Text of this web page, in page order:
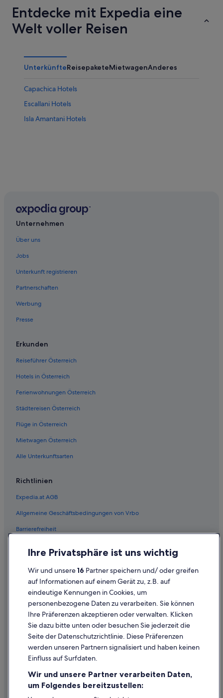
Entdecke mit Expedia eine
Welt voller Reisen
UnterkünfteReisepaketeMietwagenAnderes
Capachica Hotels
Escallani Hotels
Isla Amantani Hotels
Unternehmen
Über uns
Jobs
Unterkunft registrieren
Partnerschaften
Werbung
Presse
Erkunden
Reiseführer Österreich
Hotels in Österreich
Ferienwohnungen Österreich
Städtereisen Österreich
Flüge in Österreich
Mietwagen Österreich
Alle Unterkunftsarten
Richtlinien
Expedia.at AGB
Allgemeine Geschäftsbedingungen von Vrbo
Barrierefreiheit
Rechtliche Hinweise/Kontakt
Inhaltsrichtlinien und Melden von Inhalten
Hilfe
Hilfe
Rückerstattungsprozess und Zeitrahmen
Ihre Privatsphäre ist uns wichtig
Wir und unsere16 Partner speichern und/ oder greifen
auf Informationen auf einem Gerät zu, z.B. auf
eindeutige Kennungen in Cookies, um
personenbezogene Daten zu verarbeiten. Sie können
Ihre Präferenzen akzeptieren oder verwalten. Klicken
Sie dazu bitte unten oder besuchen Sie jederzeit die
Seite der Datenschutzrichtlinie. Diese Präferenzen
werden unseren Partnern signalisiert und haben keinen
Einfluss auf Surfdaten.
Wir und unsere Partner verarbeiten Daten,
um Folgendes bereitzustellen: